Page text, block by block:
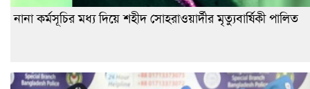
নানা কর্মসূচির মধ্য দিয়ে শহীদ সোহরাওয়ার্দীর মৃত্যুবার্ষিকী পালিত